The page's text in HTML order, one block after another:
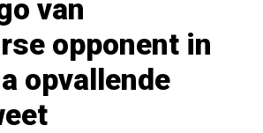
van
opponent in
opvallende